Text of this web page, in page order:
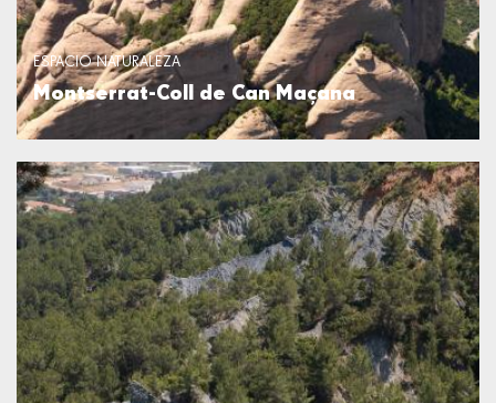
ESPACIO NATURALEZA
Montserrat-Coll de Can Maçana